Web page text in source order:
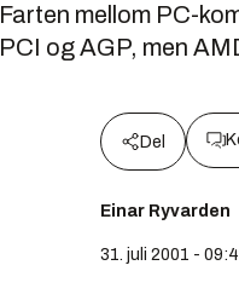
Farten mellom PC-
PCI og AGP, men
Del
Einar Ryvarden
31. juli 2001 -